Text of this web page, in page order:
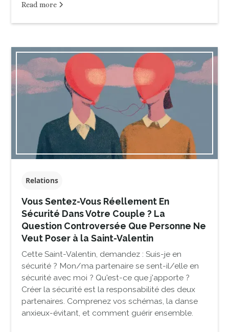
Read more
Relations
Vous Sentez-Vous Réellement En
Sécurité Dans Votre Couple ? La
Question Controversée Que Personne Ne
Veut Poser à la Saint-Valentin
Cette Saint-Valentin, demandez : Suis-je en
sécurité ? Mon/ma partenaire se sent-il/elle en
sécurité avec moi ? Qu'est-ce que j'apporte ?
Créer la sécurité est la responsabilité des deux
partenaires. Comprenez vos schémas, la danse
anxieux-évitant, et comment guérir ensemble.